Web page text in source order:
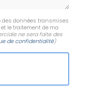
des données transmises
le traitement de ma
ne sera faite des
de confidentialité)